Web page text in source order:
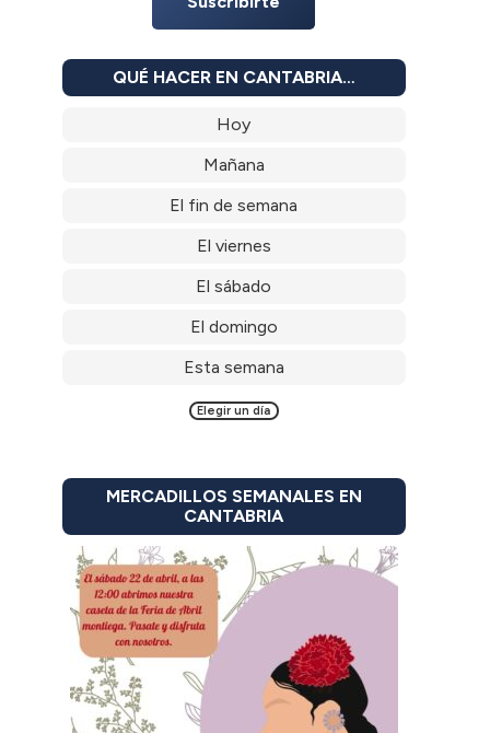
QUÉ HACER EN CANTABRIA…
Hoy
Mañana
El fin de semana
El viernes
El sábado
El domingo
Esta semana
Elegir un día
MERCADILLOS SEMANALES EN
CANTABRIA